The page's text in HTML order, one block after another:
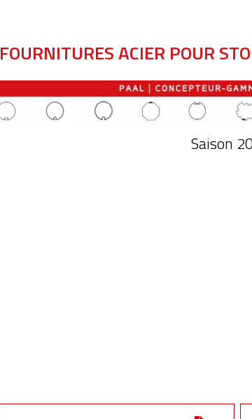
FOURNITURES ACIER POUR
Saison